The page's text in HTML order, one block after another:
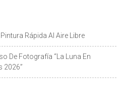
Rápida Al Aire Libre
De Fotografía “La Luna En
2026”